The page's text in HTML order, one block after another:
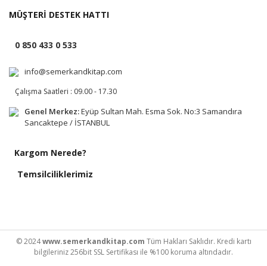
MÜŞTERİ DESTEK HATTI
0 850 433 0 533
info@semerkandkitap.com
Çalışma Saatleri : 09.00 - 17.30
Genel Merkez:Eyüp Sultan Mah. Esma Sok. No:3 Samandıra
Sancaktepe / İSTANBUL
Kargom Nerede?
Temsilciliklerimiz
© 2024www.semerkandkitap.com Tüm Hakları Saklıdır. Kredi kartı
bilgileriniz 256bit SSL Sertifikası ile %100 koruma altındadır.